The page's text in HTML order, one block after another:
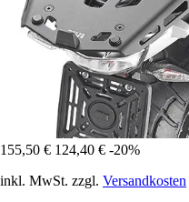
155,50 € 124,40 € -20%
inkl. MwSt. zzgl. Versandkosten